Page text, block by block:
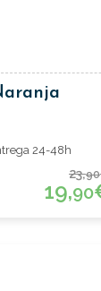
24-48h
23,90
19,90